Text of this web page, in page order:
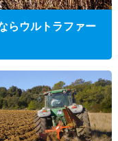
らウルトラファー